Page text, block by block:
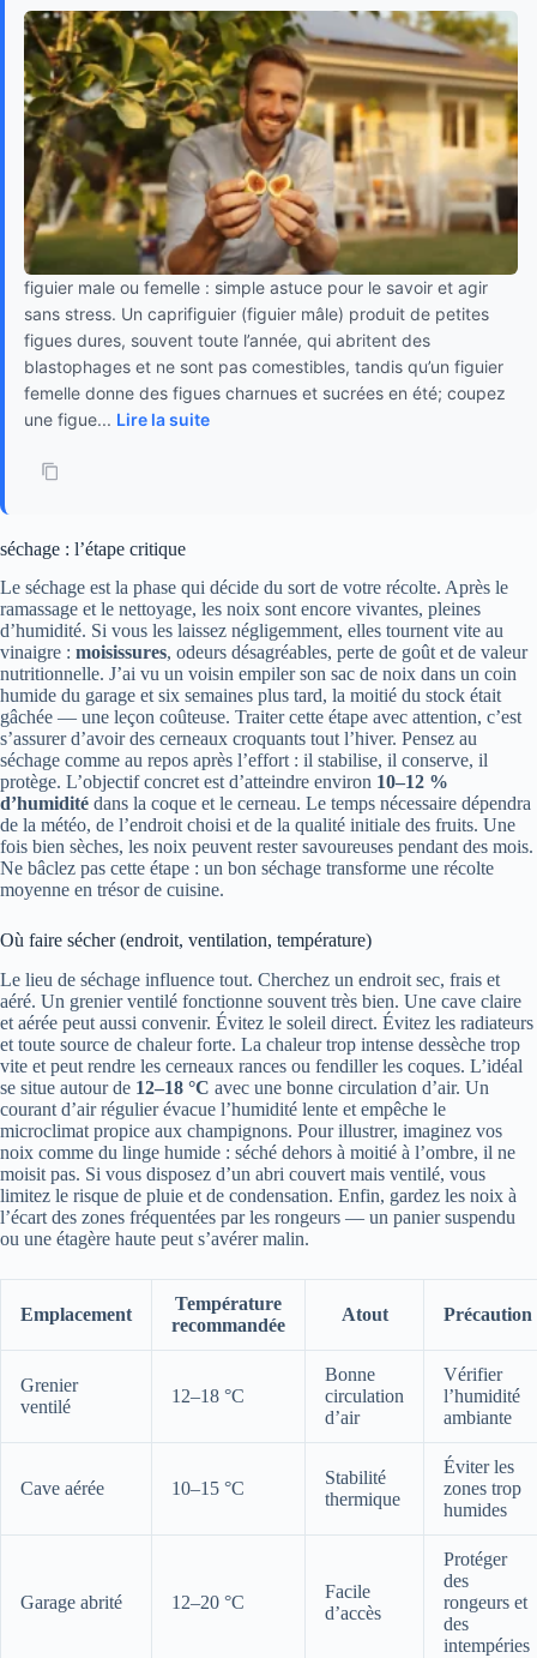
figuier male ou femelle : simple astuce pour le savoir et agir
sans stress. Un caprifiguier (figuier mâle) produit de petites
figues dures, souvent toute l’année, qui abritent des
blastophages et ne sont pas comestibles, tandis qu’un figuier
femelle donne des figues charnues et sucrées en été; coupez
une figue... Lire la suite
séchage : l’étape critique
Le séchage est la phase qui décide du sort de votre récolte. Après le
ramassage et le nettoyage, les noix sont encore vivantes, pleines
d’humidité. Si vous les laissez négligemment, elles tournent vite au
vinaigre : moisissures, odeurs désagréables, perte de goût et de valeur
nutritionnelle. J’ai vu un voisin empiler son sac de noix dans un coin
humide du garage et six semaines plus tard, la moitié du stock était
gâchée — une leçon coûteuse. Traiter cette étape avec attention, c’est
s’assurer d’avoir des cerneaux croquants tout l’hiver. Pensez au
séchage comme au repos après l’effort : il stabilise, il conserve, il
protège. L’objectif concret est d’atteindre environ 10–12 %
d’humidité dans la coque et le cerneau. Le temps nécessaire dépendra
de la météo, de l’endroit choisi et de la qualité initiale des fruits. Une
fois bien sèches, les noix peuvent rester savoureuses pendant des mois.
Ne bâclez pas cette étape : un bon séchage transforme une récolte
moyenne en trésor de cuisine.
Où faire sécher (endroit, ventilation, température)
Le lieu de séchage influence tout. Cherchez un endroit sec, frais et
aéré. Un grenier ventilé fonctionne souvent très bien. Une cave claire
et aérée peut aussi convenir. Évitez le soleil direct. Évitez les radiateurs
et toute source de chaleur forte. La chaleur trop intense dessèche trop
vite et peut rendre les cerneaux rances ou fendiller les coques. L’idéal
se situe autour de 12–18 °C avec une bonne circulation d’air. Un
courant d’air régulier évacue l’humidité lente et empêche le
microclimat propice aux champignons. Pour illustrer, imaginez vos
noix comme du linge humide : séché dehors à moitié à l’ombre, il ne
moisit pas. Si vous disposez d’un abri couvert mais ventilé, vous
limitez le risque de pluie et de condensation. Enfin, gardez les noix à
l’écart des zones fréquentées par les rongeurs — un panier suspendu
ou une étagère haute peut s’avérer malin.
Emplacement
Température
recommandée
Atout Précaution
Grenier
ventilé
12–18 °C
Bonne
circulation
d’air
Vérifier
l’humidité
ambiante
Cave aérée 10–15 °C
Stabilité
thermique
Éviter les
zones trop
humides
Garage abrité 12–20 °C
Facile
d’accès
Protéger
des
rongeurs et
des
intempéries